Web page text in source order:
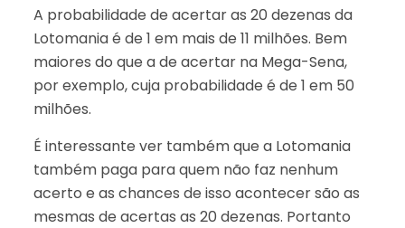
A probabilidade de acertar as 20 dezenas da
Lotomania é de 1 em mais de 11 milhões. Bem
maiores do que a de acertar na Mega-Sena,
por exemplo, cuja probabilidade é de 1 em 50
milhões.
É interessante ver também que a Lotomania
também paga para quem não faz nenhum
acerto e as chances de isso acontecer são as
mesmas de acertas as 20 dezenas. Portanto